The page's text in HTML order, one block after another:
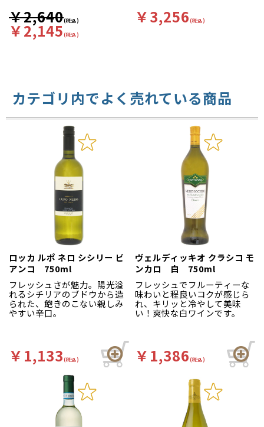
て量を求めない高品質・少量
生産を貫いています。
彼の性格がそのまま現れてお
り、伝統に固執せず、常に新
取り入れる時代感覚を持って
おり、彼のワインは世界中で
人気となっています。
バニラの香りが豊か。パイナ
ップルやナッツ、蜂蜜に、線
香のようなニュアンスも感じ
られる。濃密な味わいでとろ
とろとした質感。酸もしっか
りとあり、飲み応えのある
￥2,640(税込)
￥2,145(税込)
￥3,256(税込)
カテゴリ内でよく売れている商品
ロッカ ルポ ネロ シシリー ビ
アンコ 750ml
フレッシュさが魅力。陽光溢
れるシチリアのブドウから造
られた、飽きのこない親しみ
やすい辛口。
￥1,133(税込)
ヴェルディッキオ クラシコ モ
ンカロ 白 750ml
フレッシュでフルーティーな
味わいと程良いコクが感じら
れ、キリッと冷やして美味
い！爽快な白ワインです。
￥1,386(税込)